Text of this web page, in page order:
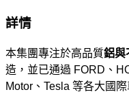
詳情
本集團專注於高品質鋁與
造，並已通過 FORD、
Motor、Tesla 等各大國